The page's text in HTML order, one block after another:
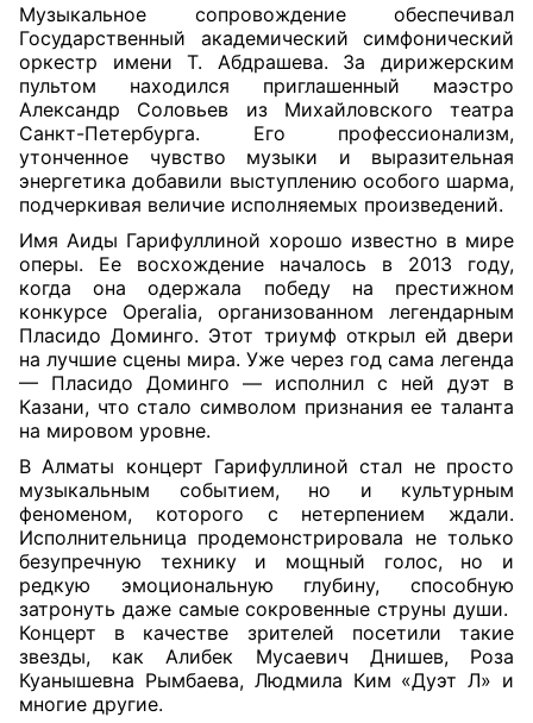
Музыкальное сопровождение обеспечивал
Государственный академический симфонический
оркестр имени Т. Абдрашева. За дирижерским
пультом находился приглашенный маэстро
Александр Соловьев из Михайловского театра
Санкт-Петербурга. Его профессионализм,
утонченное чувство музыки и выразительная
энергетика добавили выступлению особого шарма,
подчеркивая величие исполняемых произведений.
Имя Аиды Гарифуллиной хорошо известно в мире
оперы. Ее восхождение началось в 2013 году,
когда она одержала победу на престижном
конкурсе Operalia, организованном легендарным
Пласидо Доминго. Этот триумф открыл ей двери
на лучшие сцены мира. Уже через год сама легенда
— Пласидо Доминго — исполнил с ней дуэт в
Казани, что стало символом признания ее таланта
на мировом уровне.
В Алматы концерт Гарифуллиной стал не просто
музыкальным событием, но и культурным
феноменом, которого с нетерпением ждали.
Исполнительница продемонстрировала не только
безупречную технику и мощный голос, но и
редкую эмоциональную глубину, способную
затронуть даже самые сокровенные струны души.
Концерт в качестве зрителей посетили такие
звезды, как Алибек Мусаевич Днишев, Роза
Куанышевна Рымбаева, Людмила Ким «Дуэт Л» и
многие другие.